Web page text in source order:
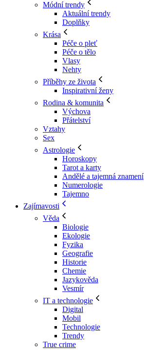
Módní trendy
Aktuální trendy
Doplňky
Krása
Péče o pleť
Péče o tělo
Vlasy
Nehty
Příběhy ze života
Inspirativní ženy
Rodina & komunita
Výchova
Přátelství
Vztahy
Sex
Astrologie
Horoskopy
Tarot a karty
Andělé a tajemná znamení
Numerologie
Tajemno
Zajímavosti
Věda
Biologie
Ekologie
Fyzika
Geografie
Historie
Chemie
Jazykověda
Vesmír
IT a technologie
Digital
Mobil
Technologie
Trendy
True crime